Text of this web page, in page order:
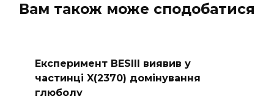
Вам також може сподобатися
Експеримент BESIII виявив у
частинці X(2370) домінування
глюболу